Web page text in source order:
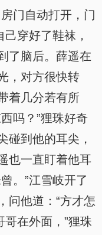
门自动打开，门
穿好了鞋袜，
了脑后。薛遥在
，对方很快转
着几分若有所
吗？”狸珠好奇
碰到他的耳尖，
也一直盯着他耳
。”江雪岐开了
问他道：“方才怎
哥在外面，”狸珠